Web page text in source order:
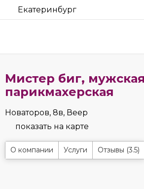
Екатеринбург
Мистер биг, мужская
парикмахерская
Новаторов, 8в, Веер
показать на карте
О компании Услуги Отзывы (3.5)